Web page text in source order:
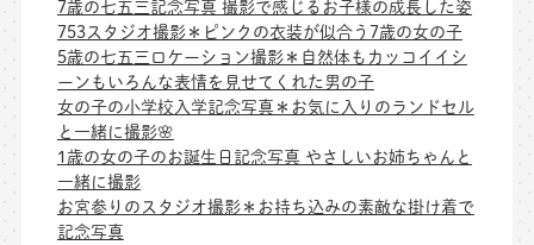
7歳の七五三記念写真 撮影で感じるお子様の成長した姿
753スタジオ撮影＊ピンクの衣装が似合う7歳の女の子
5歳の七五三ロケーション撮影＊自然体もカッコイイシ
ーンもいろんな表情を見せてくれた男の子
女の子の小学校入学記念写真＊お気に入りのランドセル
と一緒に撮影🌸
1歳の女の子のお誕生日記念写真 やさしいお姉ちゃんと
一緒に撮影
お宮参りのスタジオ撮影＊お持ち込みの素敵な掛け着で
記念写真